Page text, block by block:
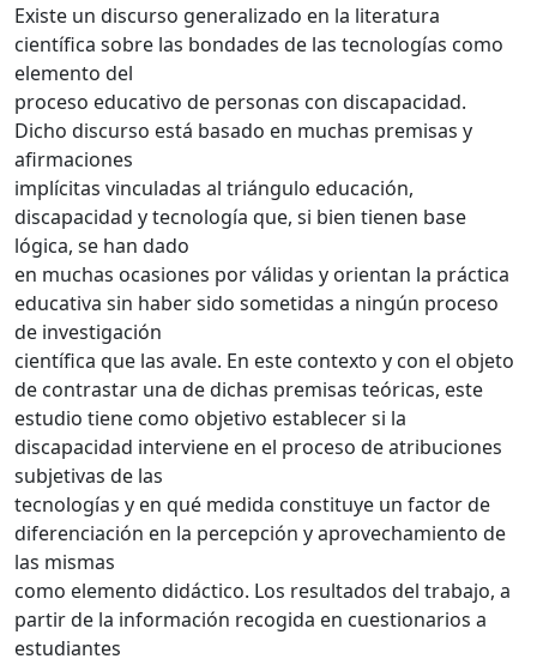
Existe un discurso generalizado en la literatura
científica sobre las bondades de las tecnologías como
elemento del
proceso educativo de personas con discapacidad.
Dicho discurso está basado en muchas premisas y
afirmaciones
implícitas vinculadas al triángulo educación,
discapacidad y tecnología que, si bien tienen base
lógica, se han dado
en muchas ocasiones por válidas y orientan la práctica
educativa sin haber sido sometidas a ningún proceso
de investigación
científica que las avale. En este contexto y con el objeto
de contrastar una de dichas premisas teóricas, este
estudio tiene como objetivo establecer si la
discapacidad interviene en el proceso de atribuciones
subjetivas de las
tecnologías y en qué medida constituye un factor de
diferenciación en la percepción y aprovechamiento de
las mismas
como elemento didáctico. Los resultados del trabajo, a
partir de la información recogida en cuestionarios a
estudiantes